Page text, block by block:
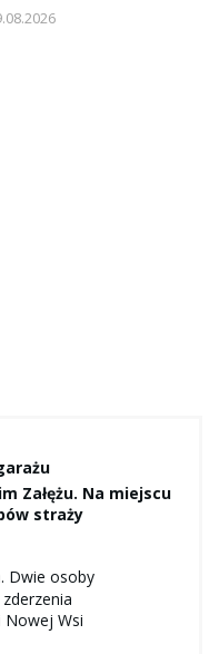
Załężu. Na miejscu
straży
Dwie osoby
Nowej Wsi